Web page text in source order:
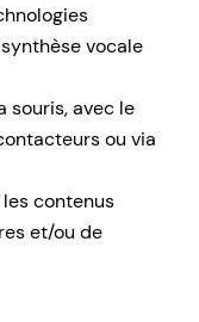
vocale
souris, avec le
ou via
contenus
et/ou de